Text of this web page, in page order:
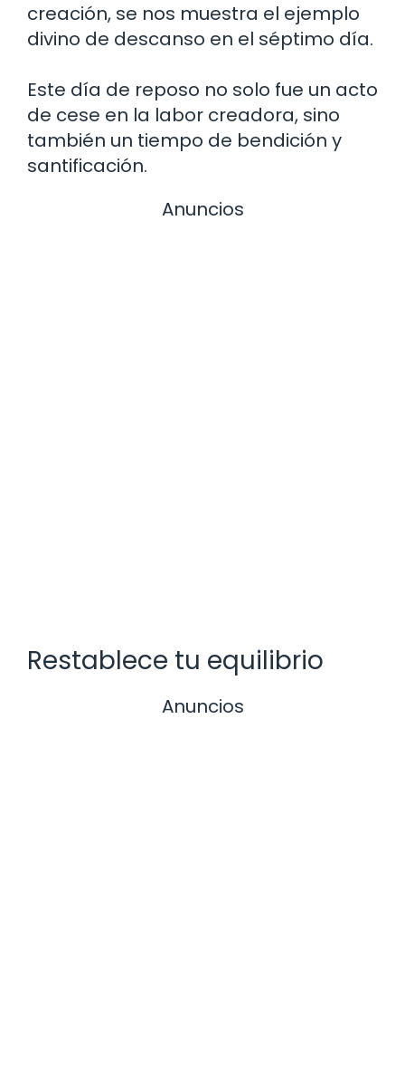
creación, se nos muestra el ejemplo
divino de descanso en el séptimo día.
Este día de reposo no solo fue un acto
de cese en la labor creadora, sino
también un tiempo de bendición y
santificación.
Anuncios
Restablece tu equilibrio
Anuncios